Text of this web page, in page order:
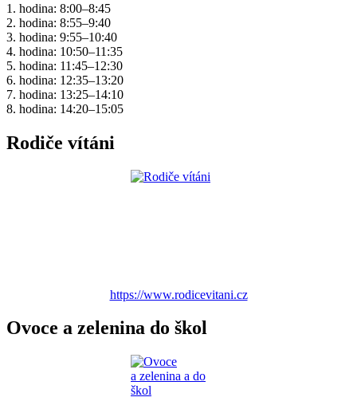
1. hodina: 8:00–8:45
2. hodina: 8:55–9:40
3. hodina: 9:55–10:40
4. hodina: 10:50–11:35
5. hodina: 11:45–12:30
6. hodina: 12:35–13:20
7. hodina: 13:25–14:10
8. hodina: 14:20–15:05
Rodiče vítáni
https://www.rodicevitani.cz
Ovoce a zelenina do škol